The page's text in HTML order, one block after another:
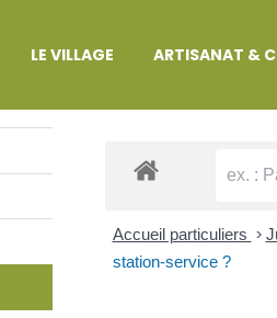
LE VILLAGE ARTISANAT &
Accueil particuliers >
station-service ?